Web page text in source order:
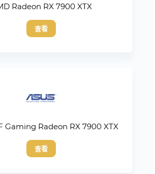
Radeon RX 7900 XTX
查看
Gaming Radeon RX 7900 XTX
查看